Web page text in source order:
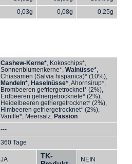
0,03g 0,08g 0,25g
Cashew-Kerne* , Kokoschips*,
Sonnenblumenkerne*, Walnüsse*
Chiasamen (Salvia hispanica)* (10%),
Mandeln* Haselnüsse* , Ahornsirup*,
Brombeeren gefriergetrocknet* (2%),
Erdbeeren gefriergetrocknete* (2%),
Heidelbeeren gefriergetrocknet* (2%),
Himbeeren gefriergetrocknet* (2%),
Vanille*, Meersalz. Passion
---
360 Tage
JA
TK-
NEIN